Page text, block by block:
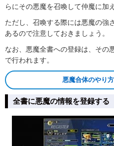
らにその悪魔を召喚して仲魔に加
ただし、召喚する際には悪魔の強
あるので注意しておきましょう。
なお、悪魔全書への登録は、その
で行われます。
悪魔合体のやり
全書に悪魔の情報を登録する